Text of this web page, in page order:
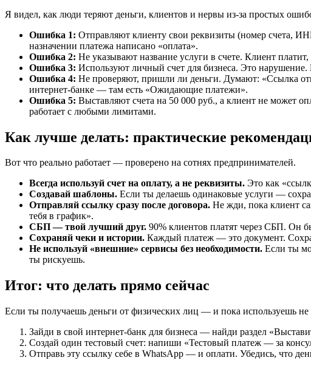
Я видел, как люди теряют деньги, клиентов и нервы из-за простых
Ошибка 1: Отправляют клиенту свои реквизиты (номер счета,
назначении платежа написано «оплата».
Ошибка 2: Не указывают название услуги в счете. Клиент
Ошибка 3: Используют личный счет для бизнеса. Это
Ошибка 4: Не проверяют, пришли ли деньги. Думают: «Ссылка
интернет-банке — там есть «Ожидающие платежи».
Ошибка 5: Выставляют счета на 50 000 руб., а клиент не
работает с любыми лимитами.
Как лучше делать: практические
Вот что реально работает — проверено на сотнях предпринимателей.
Всегда используй счет на оплату, а не реквизиты. Это как
Создавай шаблоны. Если ты делаешь одинаковые услуги —
Отправляй ссылку сразу после договора. Не жди, пока клиент
тебя в график».
СБП — твой лучший друг. 90% клиентов платят через СБП. Он
Сохраняй чеки и истории. Каждый платеж — это документ.
Не используй «внешние» сервисы без необходимости. Если ты
ты рискуешь.
Итог: что делать прямо сейчас
Если ты получаешь деньги от физических лиц — и пока используешь
Зайди в свой интернет-банк для бизнеса — найди раздел
Создай один тестовый счет: напиши «Тестовый платеж — за
Отправь эту ссылку себе в WhatsApp — и оплати. Убедись, что